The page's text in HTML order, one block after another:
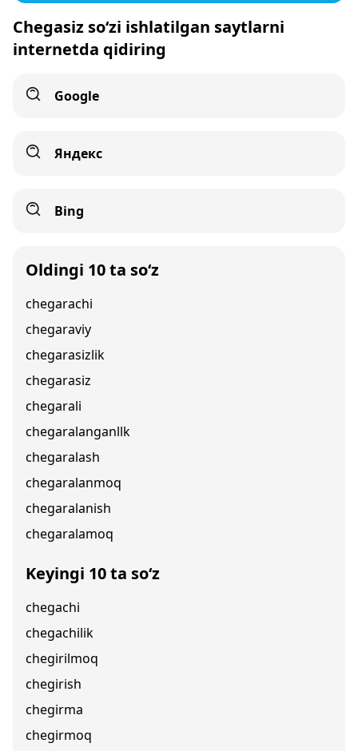
Chegasiz so‘zi ishlatilgan saytlarni
internetda qidiring
Google
Яндекс
Bing
Oldingi 10 ta so‘z
chegarachi
chegaraviy
chegarasizlik
chegarasiz
chegarali
chegaralanganllk
chegaralash
chegaralanmoq
chegaralanish
chegaralamoq
Keyingi 10 ta so‘z
chegachi
chegachilik
chegirilmoq
chegirish
chegirma
chegirmoq